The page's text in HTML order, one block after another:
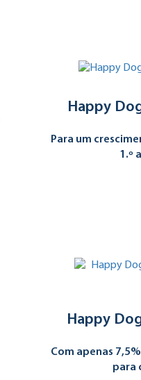
Happy
Para um
1.º
Happy
Com apenas
para